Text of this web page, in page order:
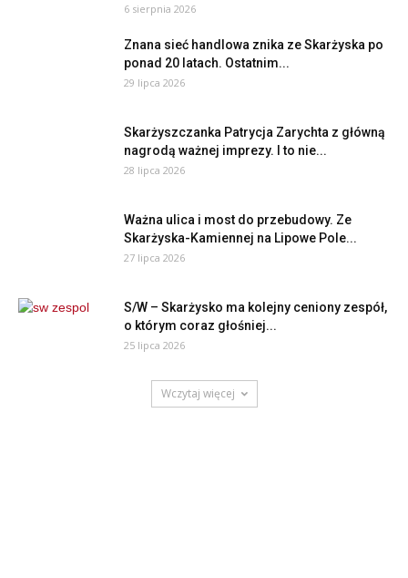
6 sierpnia 2026
Znana sieć handlowa znika ze Skarżyska po
ponad 20 latach. Ostatnim...
29 lipca 2026
Skarżyszczanka Patrycja Zarychta z główną
nagrodą ważnej imprezy. I to nie...
28 lipca 2026
Ważna ulica i most do przebudowy. Ze
Skarżyska-Kamiennej na Lipowe Pole...
27 lipca 2026
S/W – Skarżysko ma kolejny ceniony zespół,
o którym coraz głośniej...
25 lipca 2026
Wczytaj więcej